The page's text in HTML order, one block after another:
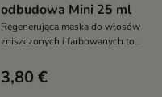
odbudowa Mini 25 ml
Regenerująca maska do włosów
zniszczonych i farbowanych to
wegańska pielęgnacja, która
wzmacnia strukturę włosa,
3,80 €